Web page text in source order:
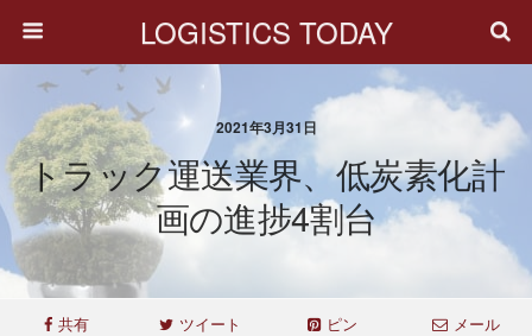
LOGISTICS TODAY
2021年3月31日
トラック運送業界、低炭素化計
画の進捗4割台
共有 ツイート ピン メール